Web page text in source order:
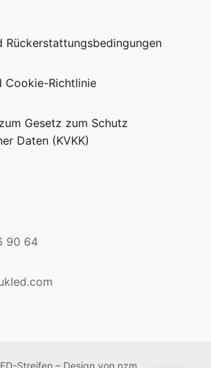
Rückerstattungsbedingungen
Cookie-Richtlinie
Gesetz zum Schutz
Daten (KVKK)
90 64
Streifen – Design von nzm